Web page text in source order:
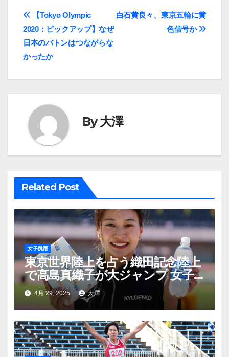
投
稿
ナ
ビ
ゲ
ー
シ
ン
白石黄良々、東京五輪に黄
色信号か
【Tokyo Olympic
2020：ピックアップ】なぜ
日本のバトンはつながらな
かったか
By大澤
Related Post
女子跳躍
東京世界陸上を占う織田記念陸上
で高島真織子が大ジャンプ 女子
三段跳びを制する
4月 29, 2025 大澤